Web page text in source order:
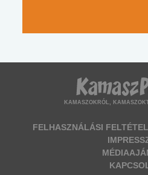
KAMASZOKRÓL,
FELHASZNÁLÁSI